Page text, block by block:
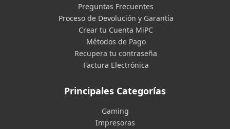
Preguntas Frecuentes
Proceso de Devolución y Garantía
Crear tu Cuenta MiPC
Métodos de Pago
Recupera tu contraseña
Factura Electrónica
Principales Categorías
Gaming
Impresoras